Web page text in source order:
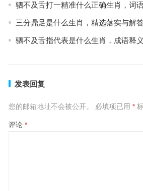
驷不及舌打一精准什么正确生肖，词
三分鼎足是什么生肖，精选落实与解
驷不及舌指代表是什么生肖，成语释
发表回复
您的邮箱地址不会被公开。 必填项已用 *
评论 *